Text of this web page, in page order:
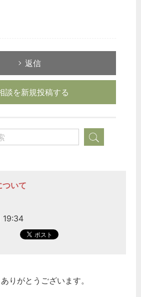
返信
談を新規投稿する
ついて
19:34
りがとうございます。